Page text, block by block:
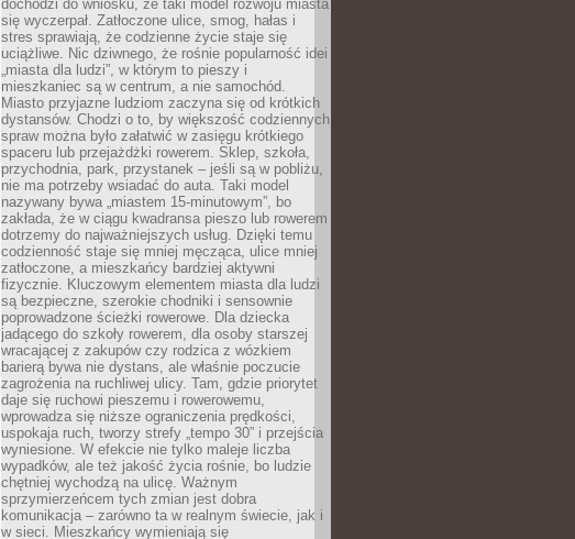
dochodzi do wniosku, że taki model rozwoju miasta
się wyczerpał. Zatłoczone ulice, smog, hałas i
stres sprawiają, że codzienne życie staje się
uciążliwe. Nic dziwnego, że rośnie popularność idei
„miasta dla ludzi”, w którym to pieszy i
mieszkaniec są w centrum, a nie samochód.
Miasto przyjazne ludziom zaczyna się od krótkich
dystansów. Chodzi o to, by większość codziennych
spraw można było załatwić w zasięgu krótkiego
spaceru lub przejażdżki rowerem. Sklep, szkoła,
przychodnia, park, przystanek – jeśli są w pobliżu,
nie ma potrzeby wsiadać do auta. Taki model
nazywany bywa „miastem 15-minutowym”, bo
zakłada, że w ciągu kwadransa pieszo lub rowerem
dotrzemy do najważniejszych usług. Dzięki temu
codzienność staje się mniej męcząca, ulice mniej
zatłoczone, a mieszkańcy bardziej aktywni
fizycznie. Kluczowym elementem miasta dla ludzi
są bezpieczne, szerokie chodniki i sensownie
poprowadzone ścieżki rowerowe. Dla dziecka
jadącego do szkoły rowerem, dla osoby starszej
wracającej z zakupów czy rodzica z wózkiem
barierą bywa nie dystans, ale właśnie poczucie
zagrożenia na ruchliwej ulicy. Tam, gdzie priorytet
daje się ruchowi pieszemu i rowerowemu,
wprowadza się niższe ograniczenia prędkości,
uspokaja ruch, tworzy strefy „tempo 30” i przejścia
wyniesione. W efekcie nie tylko maleje liczba
wypadków, ale też jakość życia rośnie, bo ludzie
chętniej wychodzą na ulicę. Ważnym
sprzymierzeńcem tych zmian jest dobra
komunikacja – zarówno ta w realnym świecie, jak i
w sieci. Mieszkańcy wymieniają się